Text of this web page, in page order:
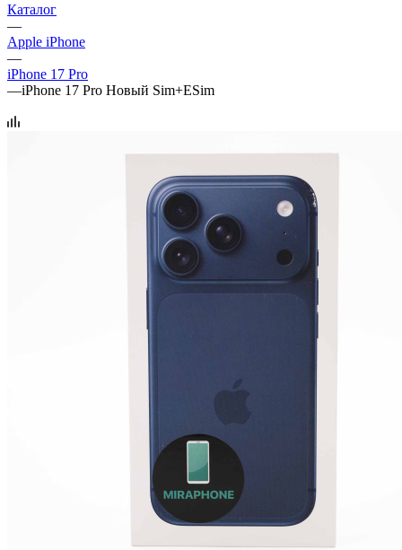
Каталог
—
Apple iPhone
—
iPhone 17 Pro
—iPhone 17 Pro Новый Sim+ESim